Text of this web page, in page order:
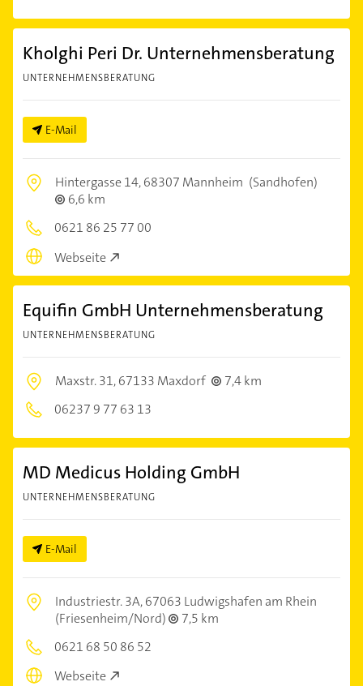
Kholghi Peri Dr. Unternehmensberatung
UNTERNEHMENSBERATUNG
E-Mail
Hintergasse 14,68307 Mannheim (Sandhofen)
6,6 km
0621 86 25 77 00
Webseite
Equifin GmbH Unternehmensberatung
UNTERNEHMENSBERATUNG
Maxstr. 31,67133 Maxdorf
7,4 km
06237 9 77 63 13
MD Medicus Holding GmbH
UNTERNEHMENSBERATUNG
E-Mail
Industriestr. 3A,67063 Ludwigshafen am Rhein
(Friesenheim/Nord)
7,5 km
0621 68 50 86 52
Webseite